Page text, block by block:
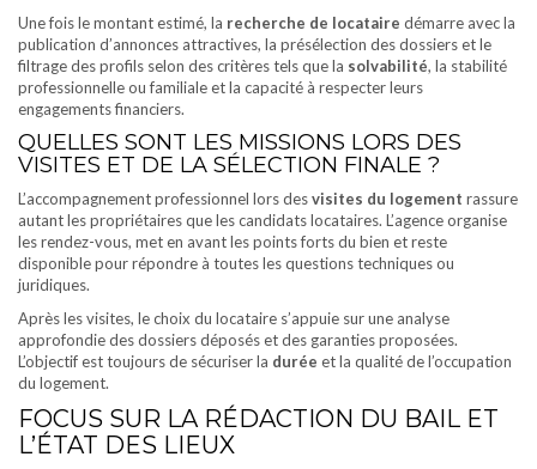
Une fois le montant estimé, la recherche de locataire démarre avec la
publication d’annonces attractives, la présélection des dossiers et le
filtrage des profils selon des critères tels que la solvabilité, la stabilité
professionnelle ou familiale et la capacité à respecter leurs
engagements financiers.
QUELLES SONT LES MISSIONS LORS DES
VISITES ET DE LA SÉLECTION FINALE ?
L’accompagnement professionnel lors desvisites du logement rassure
autant les propriétaires que les candidats locataires. L’agence organise
les rendez-vous, met en avant les points forts du bien et reste
disponible pour répondre à toutes les questions techniques ou
juridiques.
Après les visites, le choix du locataire s’appuie sur une analyse
approfondie des dossiers déposés et des garanties proposées.
L’objectif est toujours de sécuriser la durée et la qualité de l’occupation
du logement.
FOCUS SUR LA RÉDACTION DU BAIL ET
L’ÉTAT DES LIEUX